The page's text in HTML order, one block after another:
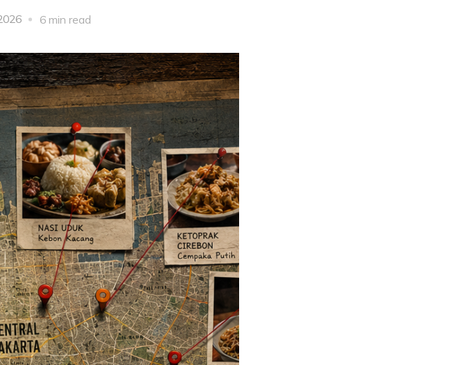
6 min read